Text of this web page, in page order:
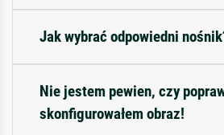
Jak wybrać odpowiedni
Nie jestem pewien, czy
skonfigurowałem obraz!